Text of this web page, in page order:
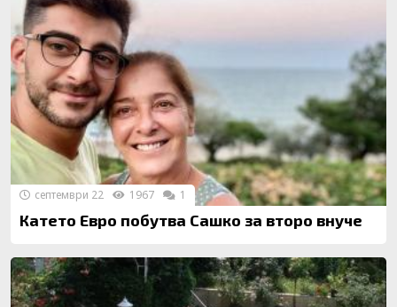
Катето Евро побутва Сашко за второ внуче
септември 22 1967 1